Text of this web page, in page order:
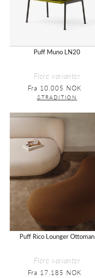
Puff Muno LN20
Flere varianter
Vanlig
pris
Fra 10.005 NOK
&TRADITION
Puff
Ottoman
Puff Rico Lounger Ottoman
Flere varianter
Vanlig
Fra 17.185 NOK